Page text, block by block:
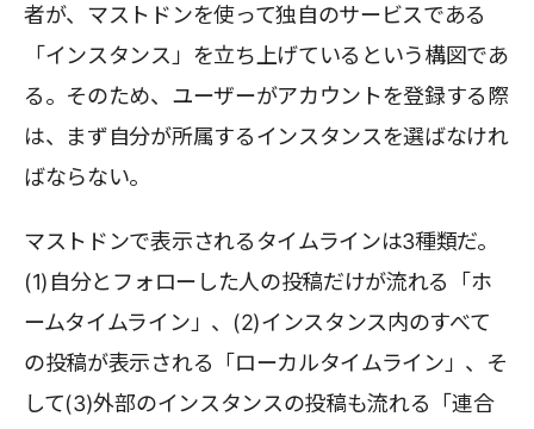
者が、マストドンを使って独自のサービスである
「インスタンス」を立ち上げているという構図であ
る。そのため、ユーザーがアカウントを登録する際
は、まず自分が所属するインスタンスを選ばなけれ
ばならない。
マストドンで表示されるタイムラインは3種類だ。
(1)自分とフォローした人の投稿だけが流れる「ホ
ームタイムライン」、(2)インスタンス内のすべて
の投稿が表示される「ローカルタイムライン」、そ
して(3)外部のインスタンスの投稿も流れる「連合